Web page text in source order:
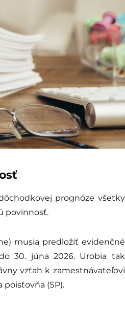
prognóze všetky
povinnosť.
musia predložiť evidenčné
30. júna 2026. Urobia tak
vzťah k zamestnávateľovi
poisťovňa (SP).